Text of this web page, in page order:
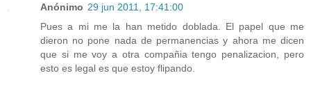
Anónimo 29 jun 2011, 17:41:00
Pues a mi me la han metido doblada. El papel que me
dieron no pone nada de permanencias y ahora me dicen
que si me voy a otra compañia tengo penalizacion, pero
esto es legal es que estoy flipando.